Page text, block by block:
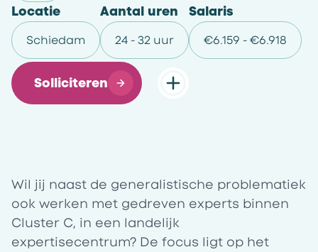
Locatie
Schiedam
Aantal uren
24 - 32 uur
Salaris
€6.159 - €6.918
Solliciteren
Wil jij naast de generalistische problematiek
ook werken met gedreven experts binnen
Cluster C, in een landelijk
expertisecentrum? De focus ligt op het